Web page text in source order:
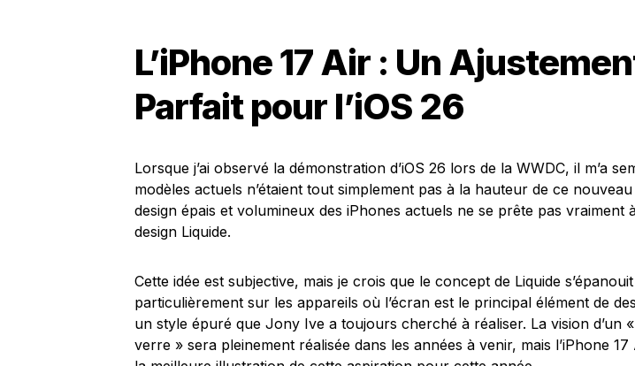
L’iPhone 17 Air : Un
Parfait pour l’iOS 26
Lorsque j’ai observé la démonstration d’iOS 26 lors de la WWDC, il m’a
modèles actuels n’étaient tout simplement pas à la hauteur de ce
design épais et volumineux des iPhones actuels ne se prête pas vraiment
design Liquide.
Cette idée est subjective, mais je crois que le concept de Liquide s’épanouit
particulièrement sur les appareils où l’écran est le principal élément de
un style épuré que Jony Ive a toujours cherché à réaliser. La vision d’un
verre » sera pleinement réalisée dans les années à venir, mais l’iPhone